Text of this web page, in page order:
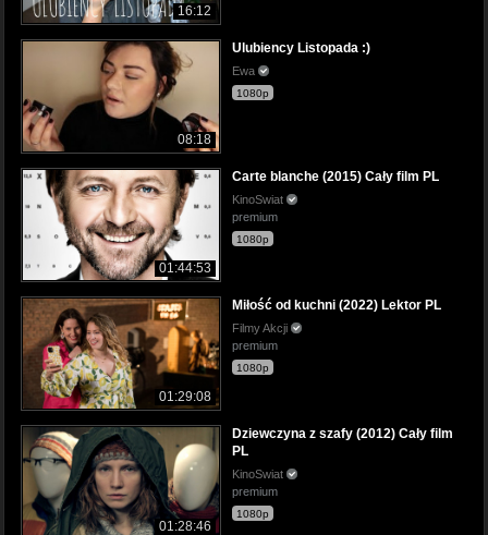
16:12
08:18
Ulubiency Listopada :)
Ewa
1080p
01:44:53
Carte blanche (2015) Cały film PL
KinoSwiat
premium
1080p
01:29:08
Miłość od kuchni (2022) Lektor PL
Filmy Akcji
premium
1080p
01:28:46
Dziewczyna z szafy (2012) Cały film
PL
KinoSwiat
premium
1080p